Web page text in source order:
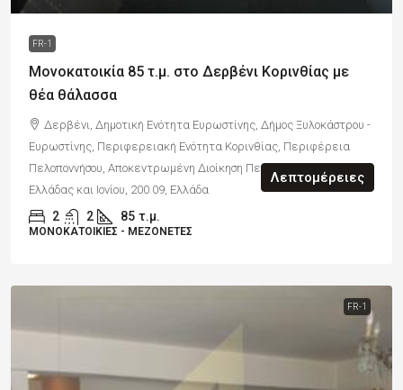
FR-1
Μονοκατοικία 85 τ.μ. στο Δερβένι Κορινθίας με
θέα θάλασσα
Δερβένι, Δημοτική Ενότητα Ευρωστίνης, Δήμος Ξυλοκάστρου -
Ευρωστίνης, Περιφερειακή Ενότητα Κορινθίας, Περιφέρεια
Πελοποννήσου, Αποκεντρωμένη Διοίκηση Πελοποννήσου, Δυτικής
Ελλάδας και Ιονίου, 200 09, Ελλάδα
2 2 85 τ.μ.
ΜΟΝΟΚΑΤΟΙΚΊΕΣ - ΜΕΖΟΝΈΤΕΣ
Λεπτομέρειες
FR-1